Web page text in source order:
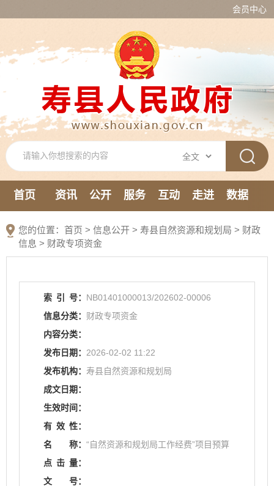
会员中心
首页 资讯 公开 服务 互动 走进
数据
您的位置： 首页 > 信息公开 > 寿县自然资源和规划局 > 财政
信息 > 财政专项资金
索 引 号： NB01401000013/202602-00006
信息分类： 财政专项资金
内容分类：
发布日期： 2026-02-02 11:22
发布机构： 寿县自然资源和规划局
成文日期：
生效时间：
有 效 性：
名
称： “自然资源和规划局工作经费”项目预算
点 击 量：
文
号：